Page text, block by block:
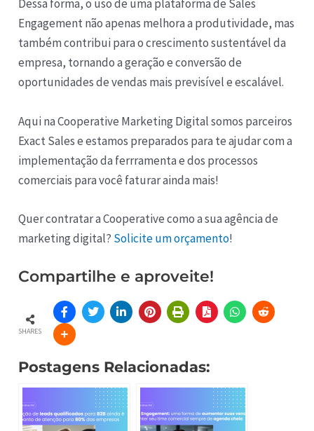
Dessa forma, o uso de uma plataforma de Sales
Engagement não apenas melhora a produtividade, mas
também contribui para o crescimento sustentável da
empresa, tornando a geração e conversão de
oportunidades de vendas mais previsível e escalável.
Aqui na Cooperative Marketing Digital somos parceiros
Exact Sales e estamos preparados para te ajudar com a
implementação da ferrramenta e dos processos
comerciais para você faturar ainda mais!
Quer contratar a Cooperative como a sua agência de
marketing digital? Solicite um orçamento!
Compartilhe e aproveite!
SHARES
Postagens Relacionadas: